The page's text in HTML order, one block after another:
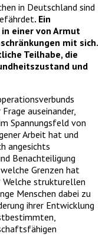
in Deutschland sind
. Ein
einer von Armut
mit sich.
Teilhabe, die
und
auseinander,
Spannungsfeld von
Arbeit hat und
angesichts
Benachteiligung
Grenzen hat
Welche strukturellen
Menschen dabei zu
ihrer Entwicklung